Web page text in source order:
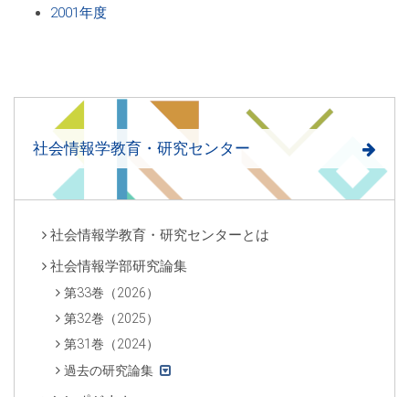
2001年度
社会情報学教育・研究センター
社会情報学教育・研究センターとは
社会情報学部研究論集
第33巻（2026）
第32巻（2025）
第31巻（2024）
過去の研究論集